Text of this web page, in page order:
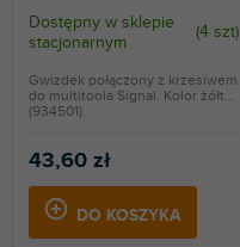
Dostępny w sklepie
stacjonarnym
(4 szt)
43,60 zł
DO KOSZYKA
Gwizdek połączony z krzesiwem
do multitoola Signal. Kolor żółty.
(934501).